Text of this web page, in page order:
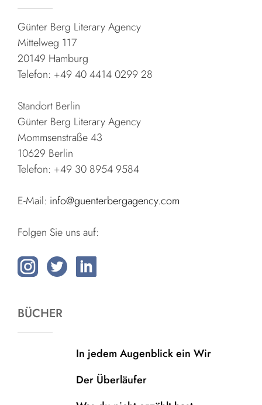
Günter Berg Literary Agency
Mittelweg 117
20149 Hamburg
Telefon: +49 40 4414 0299 28
Standort Berlin
Günter Berg Literary Agency
Mommsenstraße 43
10629 Berlin
Telefon: +49 30 8954 9584
E-Mail: info@guenterbergagency.com
Folgen Sie uns auf:
BÜCHER
In jedem Augenblick ein Wir
Der Überläufer